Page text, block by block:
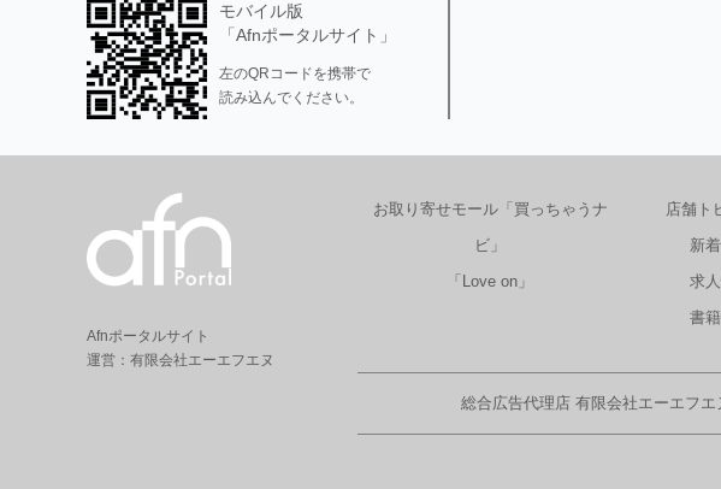
モバイル版
「Afnポータルサイト」
左のQRコードを携帯で
読み込んでください。
Afnポータルサイト
運営：有限会社エーエフエヌ
お取り寄せモール「買っちゃうナ
ビ」
「Love on」
店舗ト
新
求
書
総合広告代理店 有限会社エーエフエ